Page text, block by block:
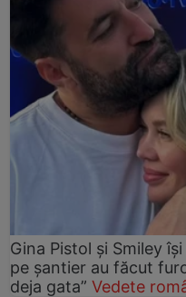
Gina Pistol și Smiley
pe șantier au făcut
deja gata” Vedete